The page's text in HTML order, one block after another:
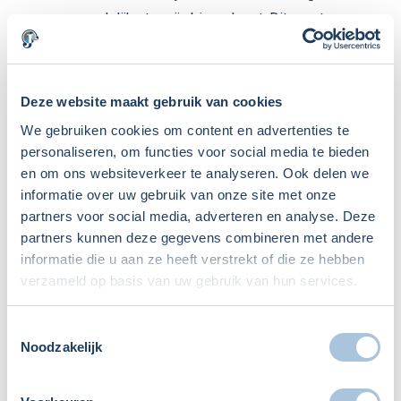
Deze website maakt gebruik van cookies
We gebruiken cookies om content en advertenties te
personaliseren, om functies voor social media te bieden
en om ons websiteverkeer te analyseren. Ook delen we
informatie over uw gebruik van onze site met onze
partners voor social media, adverteren en analyse. Deze
partners kunnen deze gegevens combineren met andere
informatie die u aan ze heeft verstrekt of die ze hebben
verzameld op basis van uw gebruik van hun services.
Noodzakelijk
een redelijke termijn binnenkomt. Dit zorgt voor
meer financiële armslag en voor rust binnen je
onderneming.
Indien als ondernemer je debiteurenbeheer niet goed op
orde hebt dan kan dit leiden tot het in gevaar komen van je
liquiditeit. Hoe meer debiteuren niet betalen hoe minder
geld bij de onderneming binnen komt. Uiteindelijk kun je
dan je eigen rekeningen dan misschien niet meer voldoen.
Dit wil je natuurlijk te allen tijde voorkomen.
Contact
vermelde tips. Bij vragen kun je contact opnemen met de